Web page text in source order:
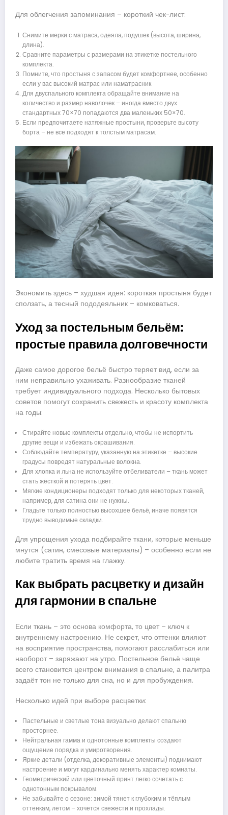
Для облегчения запоминания – короткий чек-лист:
Снимите мерки с матраса, одеяла, подушек (высота, ширина,
длина).
Сравните параметры с размерами на этикетке постельного
комплекта.
Помните, что простыня с запасом будет комфортнее, особенно
если у вас высокий матрас или наматрасник.
Для двуспального комплекта обращайте внимание на
количество и размер наволочек – иногда вместо двух
стандартных 70×70 попадаются два маленьких 50×70.
Если предпочитаете натяжные простыни, проверьте высоту
борта – не все подходят к толстым матрасам.
Экономить здесь – худшая идея: короткая простыня будет
сползать, а тесный пододеяльник – комковаться.
Уход за постельным бельём:
простые правила долговечности
Даже самое дорогое бельё быстро теряет вид, если за
ним неправильно ухаживать. Разнообразие тканей
требует индивидуального подхода. Несколько бытовых
советов помогут сохранить свежесть и красоту комплекта
на годы:
Стирайте новые комплекты отдельно, чтобы не испортить
другие вещи и избежать окрашивания.
Соблюдайте температуру, указанную на этикетке – высокие
градусы повредят натуральные волокна.
Для хлопка и льна не используйте отбеливатели – ткань может
стать жёсткой и потерять цвет.
Мягкие кондиционеры подходят только для некоторых тканей,
например, для сатина они не нужны.
Гладьте только полностью высохшее бельё, иначе появятся
трудно выводимые складки.
Для упрощения ухода подбирайте ткани, которые меньше
мнутся (сатин, смесовые материалы) – особенно если не
любите тратить время на глажку.
Как выбрать расцветку и дизайн
для гармонии в спальне
Если ткань – это основа комфорта, то цвет – ключ к
внутреннему настроению. Не секрет, что оттенки влияют
на восприятие пространства, помогают расслабиться или
наоборот – заряжают на утро. Постельное бельё чаще
всего становится центром внимания в спальне, а палитра
задаёт тон не только для сна, но и для пробуждения.
Несколько идей при выборе расцветки:
Пастельные и светлые тона визуально делают спальню
просторнее.
Нейтральная гамма и однотонные комплекты создают
ощущение порядка и умиротворения.
Яркие детали (отделка, декоративные элементы) поднимают
настроение и могут кардинально менять характер комнаты.
Геометрический или цветочный принт легко сочетать с
однотонным покрывалом.
Не забывайте о сезоне: зимой тянет к глубоким и тёплым
оттенкам, летом – хочется свежести и прохлады.